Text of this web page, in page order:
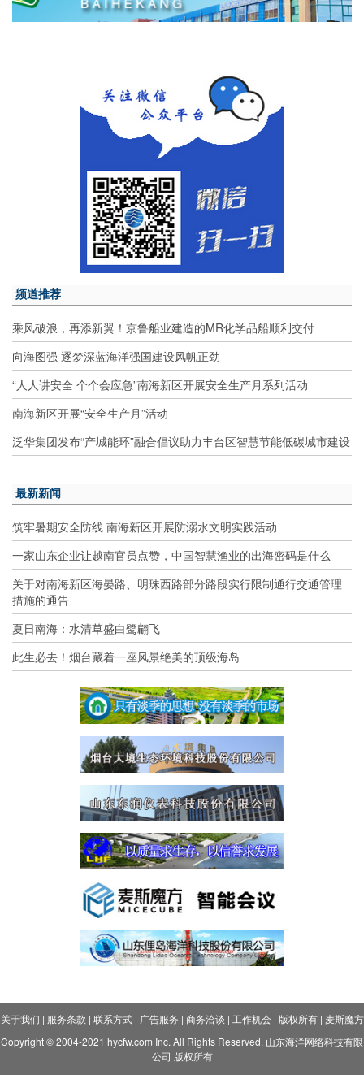
频道推荐
乘风破浪，再添新翼！京鲁船业建造的MR化学品船顺利交付
向海图强 逐梦深蓝海洋强国建设风帆正劲
“人人讲安全 个个会应急”南海新区开展安全生产月系列活动
南海新区开展“安全生产月”活动
泛华集团发布“产城能环”融合倡议助力丰台区智慧节能低碳城市建设
最新新闻
筑牢暑期安全防线 南海新区开展防溺水文明实践活动
一家山东企业让越南官员点赞，中国智慧渔业的出海密码是什么
关于对南海新区海晏路、明珠西路部分路段实行限制通行交通管理
措施的通告
夏日南海：水清草盛白鹭翩飞
此生必去！烟台藏着一座风景绝美的顶级海岛
关于我们 | 服务条款 | 联系方式| 广告服务 | 商务洽谈 | 工作机会| 版权所有| 麦斯魔方
Copyright © 2004-2021 hycfw.com Inc. All Rights Reserved. 山东海洋网络科技有限
公司 版权所有